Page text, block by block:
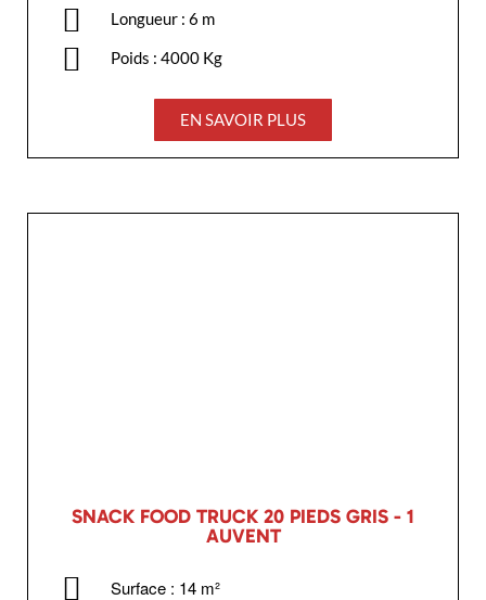
Longueur : 6 m
Poids : 4000 Kg
EN SAVOIR PLUS
SNACK FOOD TRUCK 20 PIEDS GRIS - 1
AUVENT
Surface : 14 m²